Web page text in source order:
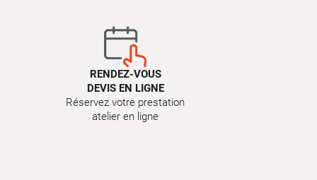
RENDEZ-VOUS
DEVIS EN LIGNE
Réservez votre prestation
atelier en ligne